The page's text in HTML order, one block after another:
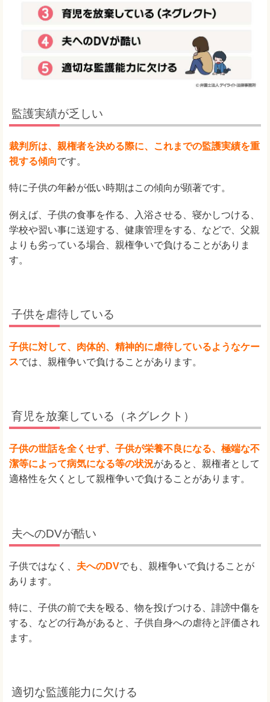
監護実績が乏しい
裁判所は、親権者を決める際に、これまでの監護実績を重
視する傾向です。
特に子供の年齢が低い時期はこの傾向が顕著です。
例えば、子供の食事を作る、入浴させる、寝かしつける、
学校や習い事に送迎する、健康管理をする、などで、父親
よりも劣っている場合、親権争いで負けることがありま
す。
子供を虐待している
子供に対して、肉体的、精神的に虐待しているようなケー
スでは、親権争いで負けることがあります。
育児を放棄している（ネグレクト）
子供の世話を全くせず、子供が栄養不良になる、極端な不
潔等によって病気になる等の状況があると、親権者として
適格性を欠くとして親権争いで負けることがあります。
夫へのDVが酷い
子供ではなく、 夫へのDVでも、親権争いで負けることが
あります。
特に、子供の前で夫を殴る、物を投げつける、誹謗中傷を
する、などの行為があると、子供自身への虐待と評価され
ます。
適切な監護能力に欠ける